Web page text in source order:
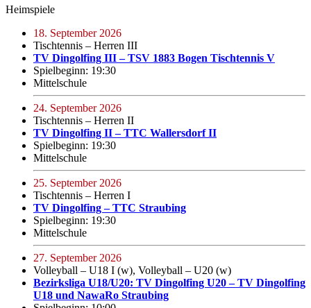
Heimspiele
18. September 2026
Tischtennis – Herren III
TV Dingolfing III – TSV 1883 Bogen Tischtennis V
Spielbeginn: 19:30
Mittelschule
24. September 2026
Tischtennis – Herren II
TV Dingolfing II – TTC Wallersdorf II
Spielbeginn: 19:30
Mittelschule
25. September 2026
Tischtennis – Herren I
TV Dingolfing – TTC Straubing
Spielbeginn: 19:30
Mittelschule
27. September 2026
Volleyball – U18 I (w), Volleyball – U20 (w)
Bezirksliga U18/U20: TV Dingolfing U20 – TV Dingolfing
U18 und NawaRo Straubing